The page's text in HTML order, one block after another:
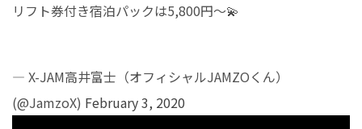
リフト券付き宿泊パックは5,800円～💫
— X-JAM高井富士（オフィシャルJAMZOくん）
(@JamzoX) February 3, 2020